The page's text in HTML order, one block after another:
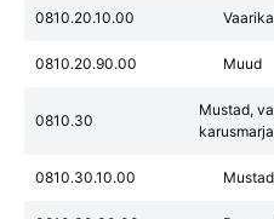
0810.20.10.00
0810.20.90.00 Muud
0810.30
Mustad,
0810.30.10.00